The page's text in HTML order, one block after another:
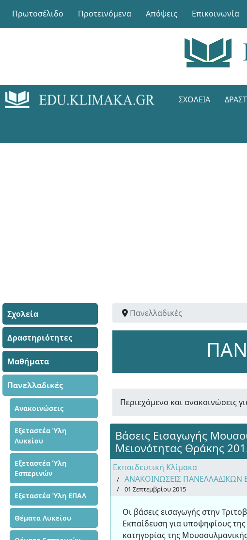
Πρωτοσέλιδο Προτεινόμενα Απόψεις Επικοινωνία
ΣΧΟΛΕΊΑ
Σχολεία
Δραστηριότητες
Μαθήματα
Πανελλαδικές
Ανακοινώσεις
Εξεταστέα Ύλη
Λυκείου
Εξεταστέα Ύλη
Εσπερινών
Εξεταστέα Ύλη ΕΠΑΛ
Θέματα Λυκείου
Πανελλαδικές
Περιεχόμενο και ανακοινώσεις
Βάσεις Εισαγωγής
Μειονότητας Θράκης
Εκπαιδευτική Κλίμακα
ΑΝΑΚΟΙΝΩΣΕΙΣ ΠΑΝΕΛΛΑΔΙΚΩΝ
01 Σεπτεμβρίου 2015
Οι βάσεις εισαγωγής στην
Εκπαίδευση για υποψηφίους της
κατηγορίας της